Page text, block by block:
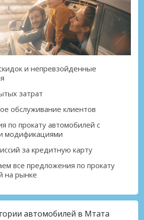
Войти с помощью eLink
и непревзойденные
затрат
обслуживание клиентов
по прокату автомобилей с
модификациями
за кредитную карту
все предложения по прокату
на рынке
автомобилей в Мтата